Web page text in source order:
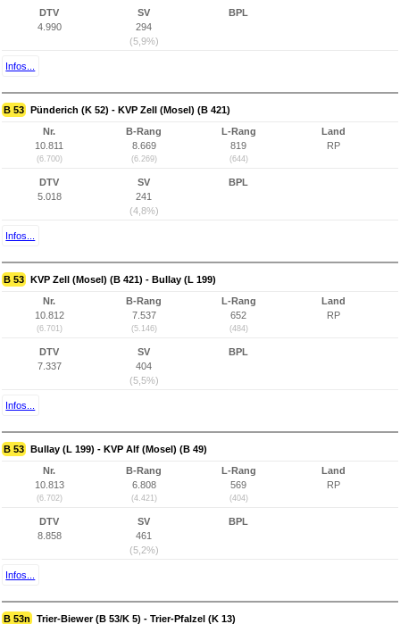
DTV
4.990
SV
294
(5,9%)
BPL
Infos...
B 53 Pünderich (K 52) - KVP Zell (Mosel) (B 421)
Nr.
10.811
(6.700)
B-Rang
8.669
(6.269)
L-Rang
819
(644)
Land
RP
DTV
5.018
SV
241
(4,8%)
BPL
Infos...
B 53 KVP Zell (Mosel) (B 421) - Bullay (L 199)
Nr.
10.812
(6.701)
B-Rang
7.537
(5.146)
L-Rang
652
(484)
Land
RP
DTV
7.337
SV
404
(5,5%)
BPL
Infos...
B 53 Bullay (L 199) - KVP Alf (Mosel) (B 49)
Nr.
10.813
(6.702)
B-Rang
6.808
(4.421)
L-Rang
569
(404)
Land
RP
DTV
8.858
SV
461
(5,2%)
BPL
Infos...
B 53n Trier-Biewer (B 53/K 5) - Trier-Pfalzel (K 13)